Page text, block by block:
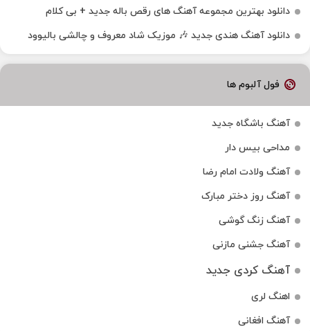
دانلود بهترین مجموعه آهنگ های رقص باله جدید + بی کلام
دانلود آهنگ هندی جدید 🎶 موزیک شاد معروف و چالشی بالیوود
فول آلبوم ها
آهنگ باشگاه جدید
مداحی بیس دار
آهنگ ولادت امام رضا
آهنگ روز دختر مبارک
آهنگ زنگ گوشی
آهنگ جشنی مازنی
آهنگ کردی جدید
اهنگ لری
آهنگ افغانی